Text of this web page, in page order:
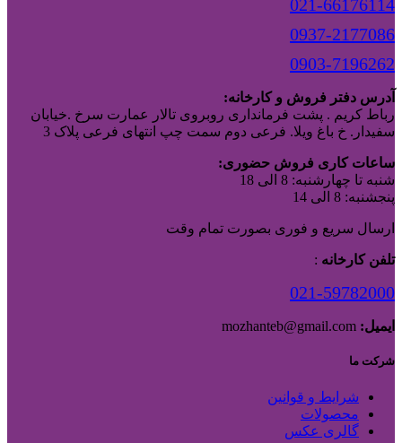
021-66176114
0937-2177086
0903-7196262
آدرس دفتر فروش و کارخانه:
رباط کریم . پشت فرمانداری روبروی تالار عمارت سرخ .خیابان
سفیدار. خ باغ ویلا. فرعی دوم سمت چپ انتهای فرعی پلاک 3
ساعات کاری فروش حضوری:
شنبه تا چهارشنبه: 8 الی 18
پنجشنبه: 8 الی 14
ارسال سریع و فوری بصورت تمام وقت
تلفن کارخانه :
021-59782000
ایمیل:
شرکت ما
شرایط و قوانین
محصولات
گالری عکس